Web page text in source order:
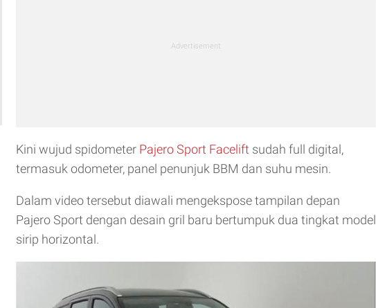
Kini wujud spidometer Pajero Sport Facelift sudah full digital,
termasuk odometer, panel penunjuk BBM dan suhu mesin.
Dalam video tersebut diawali mengekspose tampilan depan
Pajero Sport dengan desain gril baru bertumpuk dua tingkat model
sirip horizontal.